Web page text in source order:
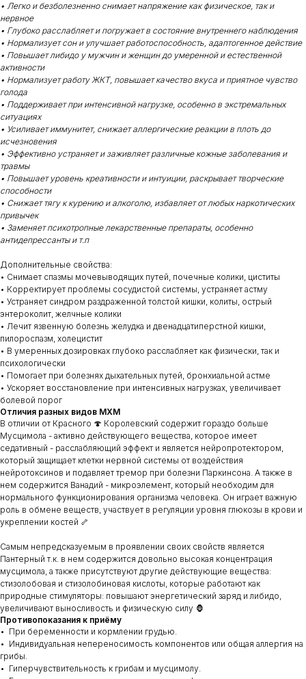
• Легко и безболезненно снимает напряжение как физическое, так и
нервное
• Глубоко расслабляет и погружает в состояние внутреннего наблюдения
• Нормализует сон и улучшает работоспособность, адаптогенное действие
• Повышает либидо у мужчин и женщин до умеренной и естественной
активности
• Нормализует работу ЖКТ, повышает качество вкуса и приятное чувство
голода
• Поддерживает при интенсивной нагрузке, особенно в экстремальных
ситуациях
• Усиливает иммунитет, снижает аллергические реакции в плоть до
исчезновения
• Эффективно устраняет и заживляет различные кожные заболевания и
травмы
• Повышает уровень креативности и интуиции, раскрывает творческие
способности
• Снижает тягу к курению и алкоголю, избавляет от любых наркотических
привычек
• Заменяет психотропные лекарственные препараты, особенно
антидепрессанты и т.п
Дополнительные свойства:
• Снимает спазмы мочевыводящих путей, почечные колики, циститы
• Корректирует проблемы сосудистой системы, устраняет астму
• Устраняет синдром раздраженной толстой кишки, колиты, острый
энтероколит, желчные колики
• Лечит язвенную болезнь желудка и двенадцатиперстной кишки,
пилороспазм, холецистит
• В умеренных дозировках глубоко расслабляет как физически, так и
психологически
• Помогает при болезнях дыхательных путей, бронхиальной астме
• Ускоряет восстановление при интенсивных нагрузках, увеличивает
болевой порог
Отличия разных видов МХМ
В отличии от Красного 🍄 Королевский содержит гораздо больше
Мусцимола - активно действующего вещества, которое имеет
седативный - расслабляющий эффект и является нейропротектором,
который защищает клетки нервной системы от воздействия
нейротоксинов и подавляет тремор при болезни Паркинсона. А также в
нем содержится Ванадий - микроэлемент, который необходим для
нормального функционирования организма человека. Он играет важную
роль в обмене веществ, участвует в регуляции уровня глюкозы в крови и
укреплении костей 🦴
Самым непредсказуемым в проявлении своих свойств является
Пантерный т.к. в нем содержится довольно высокая концентрация
мусцимола, а также присутствуют другие действующие вещества:
стизолобовая и стизолобиновая кислоты, которые работают как
природные стимуляторы: повышают энергетический заряд и либидо,
увеличивают выносливость и физическую силу 🦍
Противопоказания к приёму
• При беременности и кормлении грудью.
• Индивидуальная непереносимость компонентов или общая аллергия на
грибы.
• Гиперчувствительность к грибам и мусцимолу.